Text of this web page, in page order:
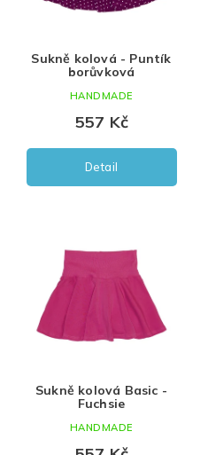
Bílá
mineral
Sukně kolová - Puntík
borůvková
557 Kč
Detail
HANDMADE
Sukně kolová Basic -
Fuchsie
HANDMADE